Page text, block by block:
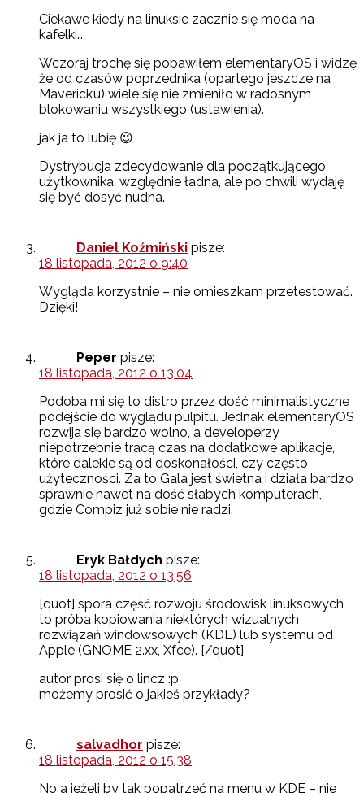
Ciekawe kiedy na linuksie zacznie się moda na
kafelki…
Wczoraj trochę się pobawiłem elementaryOS i widzę
że od czasów poprzednika (opartego jeszcze na
Maverick’u) wiele się nie zmieniło w radosnym
blokowaniu wszystkiego (ustawienia).
jak ja to lubię 😉
Dystrybucja zdecydowanie dla początkującego
użytkownika, względnie ładna, ale po chwili wydaję
się być dosyć nudna.
Daniel Koźmiński pisze:
18 listopada, 2012 o 9:40
Wygląda korzystnie – nie omieszkam przetestować.
Dzięki!
Peper pisze:
18 listopada, 2012 o 13:04
Podoba mi się to distro przez dość minimalistyczne
podejście do wyglądu pulpitu. Jednak elementaryOS
rozwija się bardzo wolno, a developerzy
niepotrzebnie tracą czas na dodatkowe aplikacje,
które dalekie są od doskonałości, czy często
użyteczności. Za to Gala jest świetna i działa bardzo
sprawnie nawet na dość słabych komputerach,
gdzie Compiz już sobie nie radzi.
Eryk Bałdych pisze:
18 listopada, 2012 o 13:56
[quot] spora część rozwoju środowisk linuksowych
to próba kopiowania niektórych wizualnych
rozwiązań windowsowych (KDE) lub systemu od
Apple (GNOME 2.xx, Xfce). [/quot]
autor prosi się o lincz :p
możemy prosić o jakieś przykłady?
salvadhor pisze:
18 listopada, 2012 o 15:38
No a jeżeli by tak popatrzeć na menu w KDE – nie